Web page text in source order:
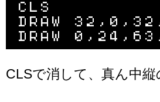
CLS
DRAW
CLSで消して、真ん中